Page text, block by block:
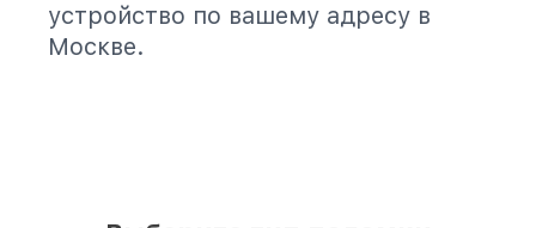
устройство по вашему адресу в
Москве.